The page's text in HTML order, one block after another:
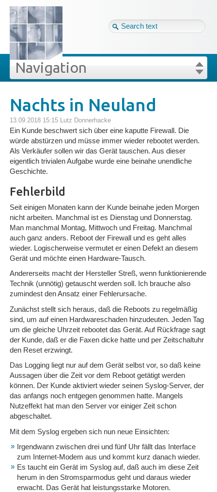
Tag cloud
Site map
Login
Forgot your password?
Navigation
Projekte
Veröffentlichungen
Blog
Datenschutz
Blog Nachts in Neuland
Nachts in Neuland
13.09.2018 15:15 Lutz Donnerhacke
Ein Kunde beschwert sich über eine kaputte Firewall. Die
würde abstürzen und müsse immer wieder rebootet werden.
Als Verkäufer sollen wir das Gerät tauschen. Aus dieser
eigentlich trivialen Aufgabe wurde eine beinahe unendliche
Geschichte.
Fehlerbild
Seit einigen Monaten kann der Kunde beinahe jeden Morgen
nicht arbeiten. Manchmal ist es Dienstag und Donnerstag.
Man manchmal Montag, Mittwoch und Freitag. Manchmal
auch ganz anders. Reboot der Firewall und es geht alles
wieder. Logischerweise vermutet er einen Defekt an diesem
Gerät und möchte einen Hardware-Tausch.
Andererseits macht der Hersteller Streß, wenn funktionierende
Technik (unnötig) getauscht werden soll. Ich brauche also
zumindest den Ansatz einer Fehlerursache.
Zunächst stellt sich heraus, daß die Reboots zu regelmäßig
sind, um auf einen Hardwareschaden hinzudeuten. Jeden Tag
um die gleiche Uhrzeit rebootet das Gerät. Auf Rückfrage sagt
der Kunde, daß er die Faxen dicke hatte und per Zeitschaltuhr
den Reset erzwingt.
Das Logging liegt nur auf dem Gerät selbst vor, so daß keine
Aussagen über die Zeit vor dem Reboot getätigt werden
können. Der Kunde aktiviert wieder seinen Syslog-Server, der
das anfangs noch entgegen genommen hatte. Mangels
Nutzeffekt hat man den Server vor einiger Zeit schon
abgeschaltet.
Mit dem Syslog ergeben sich nun neue Einsichten:
Irgendwann zwischen drei und fünf Uhr fällt das Interface
zum Internet-Modem aus und kommt kurz danach wieder.
Es taucht ein Gerät im Syslog auf, daß auch im diese Zeit
herum in den Stromsparmodus geht und daraus wieder
erwacht. Das Gerät hat leistungsstarke Motoren.